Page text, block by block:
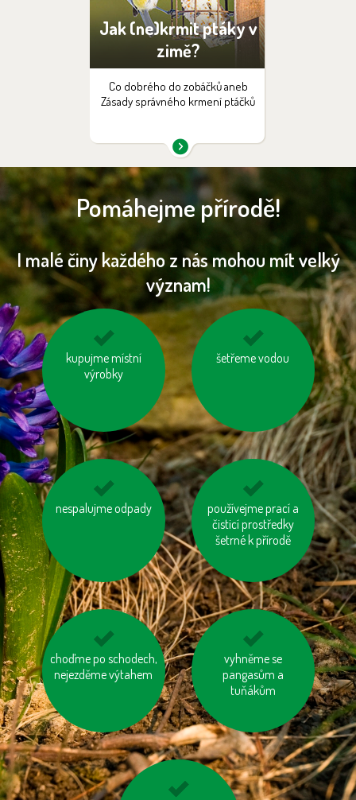
Jak (ne)krmit ptáky v
zimě?
Co dobrého do zobáčků aneb
Zásady správného krmení ptáčků
Pomáhejme přírodě!
I malé činy každého z nás mohou mít velký
význam!
kupujme místní
výrobky
nesviťme zbytečně šetřeme vodou
odevzdávejme
nespalujme odpady
vzniklý odpad třiďme
používejme prací a
čisticí prostředky
šetrné k přírodě
na krátké vzdálenosti
choďme pěšky
choďme po schodech,
nejezděme výtahem
zatepleme si dům
vyhněme se
pangasům a
tuňákům
biologicky rozložitelný
odpad kompostujme